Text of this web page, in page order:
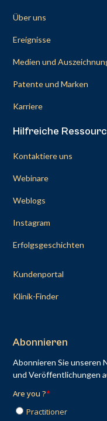
Über uns
Ereignisse
Medien und
Patente und Marken
Karriere
Hilfreiche
Kontaktiere uns
Webinare
Weblogs
Instagram
Erfolgsgeschichten
Kundenportal
Klinik-Finder
Abonnieren
Abonnieren Sie unseren
und Veröffentlichungen